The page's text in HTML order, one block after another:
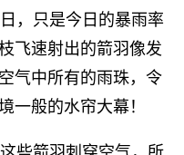
，只是今日的暴雨率
飞速射出的箭羽像发
气中所有的雨珠，令
一般的水帘大幕！